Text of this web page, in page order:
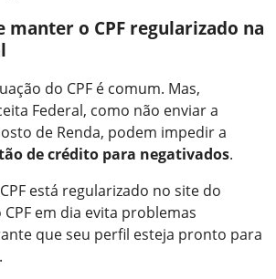
o CPF regularizado na
do CPF é comum. Mas,
Federal, como não enviar a
de Renda, podem impedir a
de crédito para negativados.
está regularizado no site do
em dia evita problemas
que seu perfil esteja pronto para